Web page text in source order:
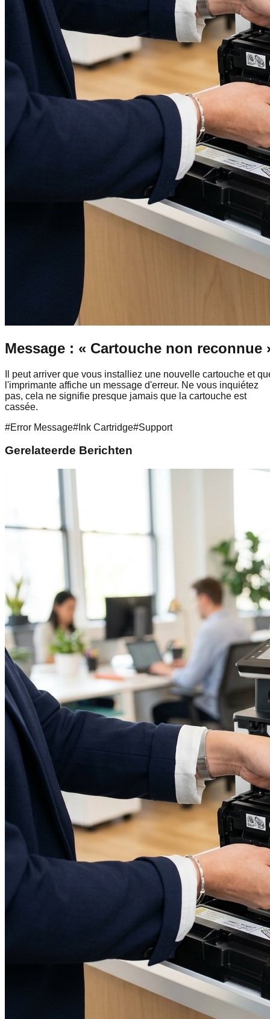
Message : « Cartouche non reconnue
Il peut arriver que vous installiez une nouvelle cartouche et
l'imprimante affiche un message d'erreur. Ne vous inquiétez
pas, cela ne signifie presque jamais que la cartouche est
cassée.
#Error Message# Ink Cartridge#Support
Gerelateerde Berichten